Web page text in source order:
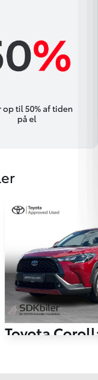
op til 50% af tiden
på el
Toyota